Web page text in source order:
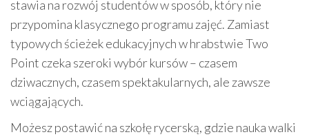
stawia na rozwój studentów w sposób, który nie
przypomina klasycznego programu zajęć. Zamiast
typowych ścieżek edukacyjnych w hrabstwie Two
Point czeka szeroki wybór kursów – czasem
dziwacznych, czasem spektakularnych, ale zawsze
wciągających.
Możesz postawić na szkołę rycerską, gdzie nauka walki